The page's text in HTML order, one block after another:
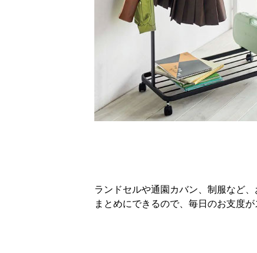
ランドセルや通園カバン、制服など
まとめにできるので、毎日のお支度